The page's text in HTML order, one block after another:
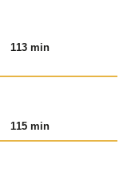
113 min
115 min